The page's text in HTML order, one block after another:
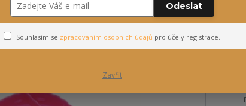
Odeslat
Souhlasím se zpracováním osobních údajů pro účely registrace.
Zavřít